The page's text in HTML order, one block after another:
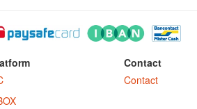
Contact
Contact